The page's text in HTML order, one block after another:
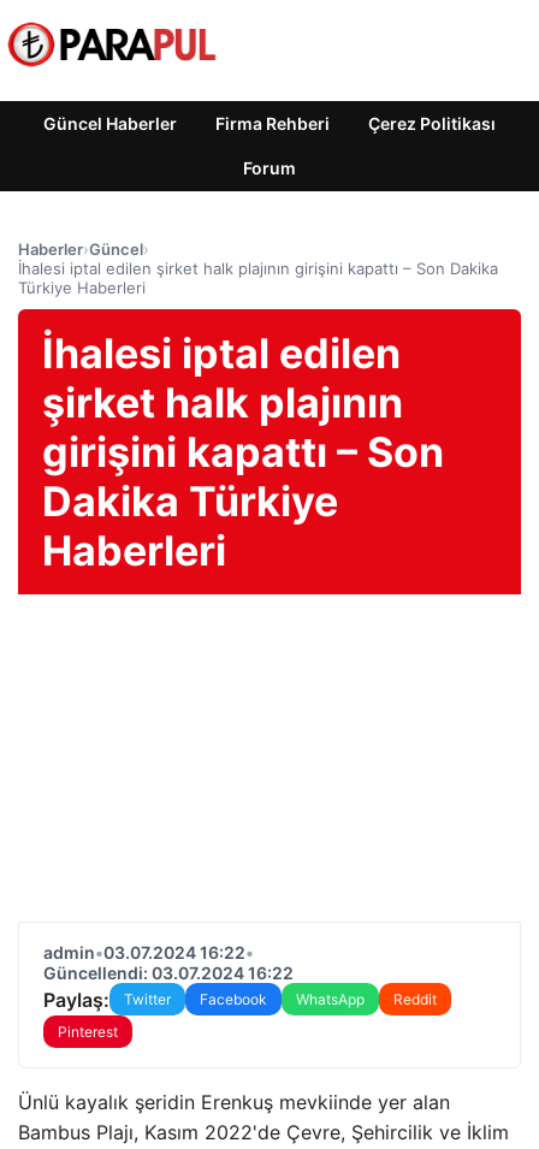
Güncel Haberler Firma Rehberi Çerez Politikası
Forum
Haberler›Güncel›
İhalesi iptal edilen şirket halk plajının girişini kapattı – Son Dakika
Türkiye Haberleri
İhalesi iptal edilen
şirket halk plajının
girişini kapattı – Son
Dakika Türkiye
Haberleri
admin•03.07.2024 16:22•
Güncellendi: 03.07.2024 16:22
Paylaş: Twitter Facebook WhatsApp
Reddit
Pinterest
Ünlü kayalık şeridin Erenkuş mevkiinde yer alan
Bambus Plajı, Kasım 2022'de Çevre, Şehircilik ve İklim